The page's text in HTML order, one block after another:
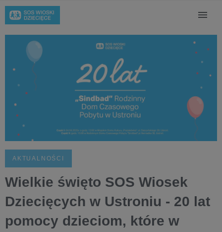
AKTUALNOŚCI
Wielkie święto SOS Wiosek
Dziecięcych w Ustroniu - 20 lat
pomocy dzieciom, które w